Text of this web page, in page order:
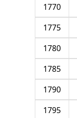
1770
1775
1780
1785
1790
1795